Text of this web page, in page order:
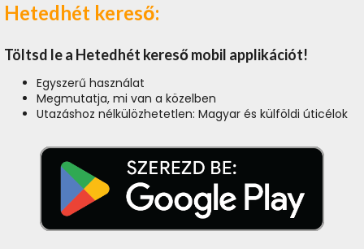
Hetedhét kereső:
Töltsd le a Hetedhét kereső mobil applikációt!
Egyszerű használat
Megmutatja, mi van a közelben
Utazáshoz nélkülözhetetlen: Magyar és külföldi úticélok